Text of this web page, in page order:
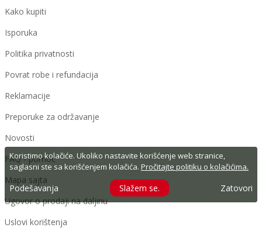
Koristimo kolačiće. Ukoliko nastavite korišćenje web stranice,
saglasni ste sa korišćenjem kolačića. Pročitajte politiku o kolačićima.
Podešavanja Slažem se. Zatovori
Kako kupiti
Isporuka
Politika privatnosti
Povrat robe i refundacija
Reklamacije
Preporuke za održavanje
Novosti
FAQ - pomoć
Mapa sajta
Ugovor o prodaji na daljinu
Uslovi korištenja